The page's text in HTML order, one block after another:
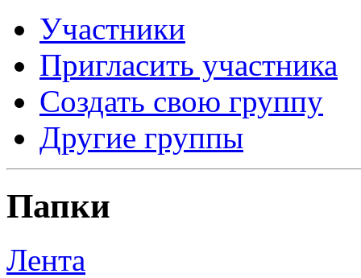
Участники
Пригласить участника
Создать свою группу
Другие группы
Папки
Лента